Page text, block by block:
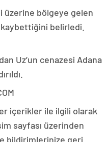
üzerine bölgeye gelen
kaybettiğini belirledi.
Uz’un cenazesi Adana
içerikler ile ilgili olarak
sayfası üzerinden
bildirimlerinize geri